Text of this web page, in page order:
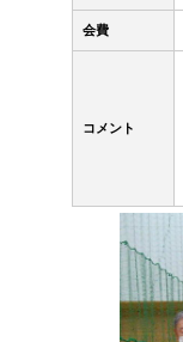
会費
コメント